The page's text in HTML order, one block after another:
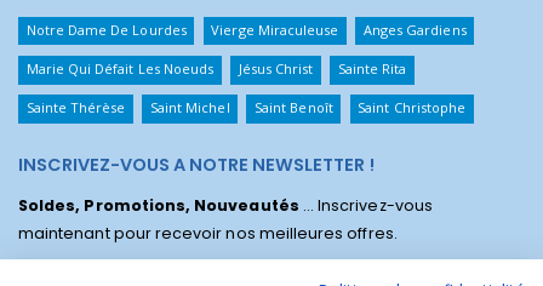
Notre Dame De Lourdes Vierge Miraculeuse Anges Gardiens
Marie Qui Défait Les Noeuds Jésus Christ Sainte Rita
Sainte Thérèse Saint Michel Saint Benoît Saint Christophe
INSCRIVEZ-VOUS A NOTRE NEWSLETTER !
Soldes, Promotions, Nouveautés ... Inscrivez-vous
maintenant pour recevoir nos meilleures offres.